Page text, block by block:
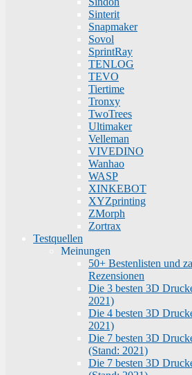
Sinterit
Snapmaker
Sovol
SprintRay
TENLOG
TEVO
Tiertime
Tronxy
TwoTrees
Ultimaker
Velleman
VIVEDINO
Wanhao
WASP
XINKEBOT
XYZprinting
ZMorph
Zortrax
Testquellen
Meinungen
50+ Bestenlisten und
Rezensionen
Die 3 besten 3D
2021)
Die 4 besten 3D
2021)
Die 7 besten 3D
(Stand: 2021)
Die 7 besten 3D